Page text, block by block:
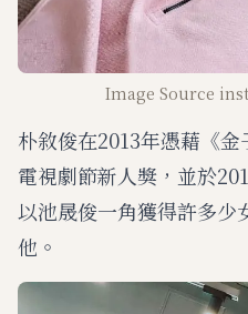
Image Source
朴敘俊在2013年憑藉《
電視劇節新人獎，並於
以池晟俊一角獲得許多少
他。